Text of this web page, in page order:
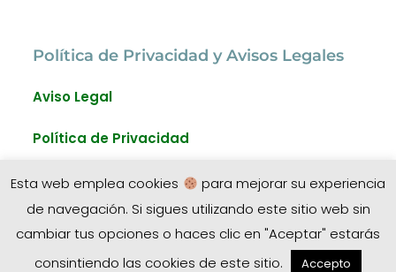
Política de Privacidad y Avisos Legales
Aviso Legal
Política de Privacidad
Política de Cookies
Esta web emplea cookies
para mejorar su experiencia
de navegación. Si sigues utilizando este sitio web sin
cambiar tus opciones o haces clic en "Aceptar" estarás
consintiendo las cookies de este sitio.
Accepto